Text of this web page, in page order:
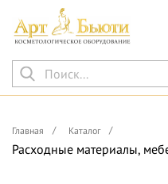
Главная Каталог
Расходные материалы,